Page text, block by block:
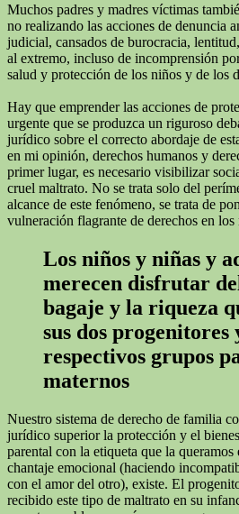
Muchos padres y madres víctimas
no realizando las acciones de denuncia
judicial, cansados de burocracia,
al extremo, incluso de incomprensión
salud y protección de los niños y de los
Hay que emprender las acciones de
urgente que se produzca un riguroso
jurídico sobre el correcto abordaje de
en mi opinión, derechos humanos y
primer lugar, es necesario visibilizar
cruel maltrato. No se trata solo del
alcance de este fenómeno, se trata de
vulneración flagrante de derechos en los
Los niños y niñas y
merecen disfrutar
bagaje y la riqueza
sus dos progenitores
respectivos grupos
maternos
Nuestro sistema de derecho de familia
jurídico superior la protección y el
parental con la etiqueta que la queramos
chantaje emocional (haciendo
con el amor del otro), existe. El
recibido este tipo de maltrato en su